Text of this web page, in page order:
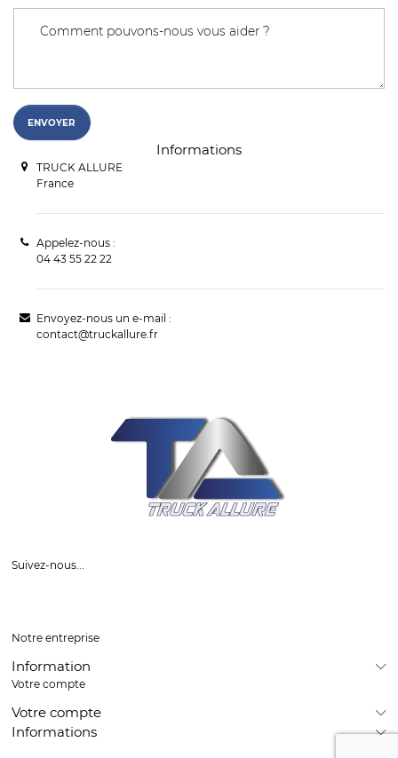
Informations
TRUCK ALLURE
France
Appelez-nous :
04 43 55 22 22
Envoyez-nous un e-mail :
contact@truckallure.fr
Suivez-nous...
Notre entreprise
Information
Votre compte
Votre compte
Informations